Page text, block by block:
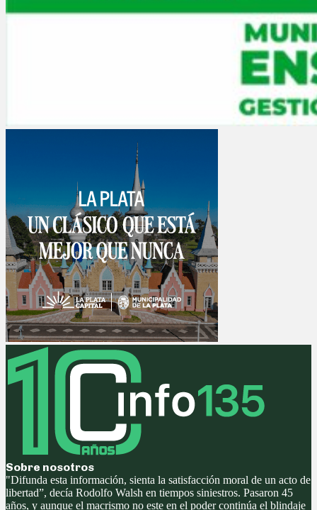
Sobre nosotros
"Difunda esta información, sienta la satisfacción moral de un acto de
libertad”, decía Rodolfo Walsh en tiempos siniestros. Pasaron 45
años, y aunque el macrismo no este en el poder continúa el blindaje